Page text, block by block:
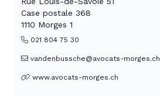
Case postale 368
1110 Morges 1
021 804 75 30
vandenbussche@avocats-morges.ch
www.avocats-morges.ch